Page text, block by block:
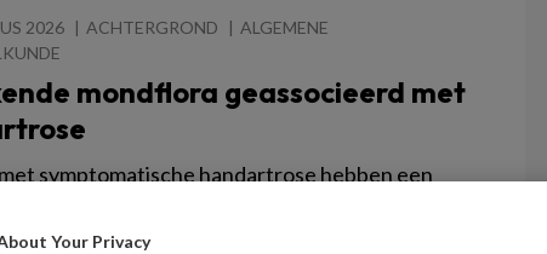
2026 ACHTERGROND
ALGEMENE
mondflora geassocieerd met
symptomatische handartrose hebben een
aandoening. Wetenschappers vonden
Your Privacy